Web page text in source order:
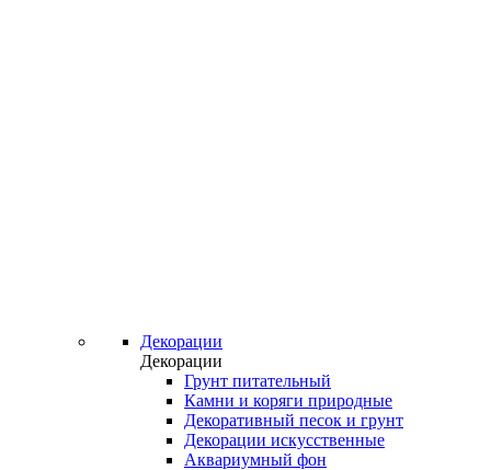
Декорации
Декорации
Грунт питательный
Камни и коряги природные
Декоративный песок и грунт
Декорации искусственные
Аквариумный фон